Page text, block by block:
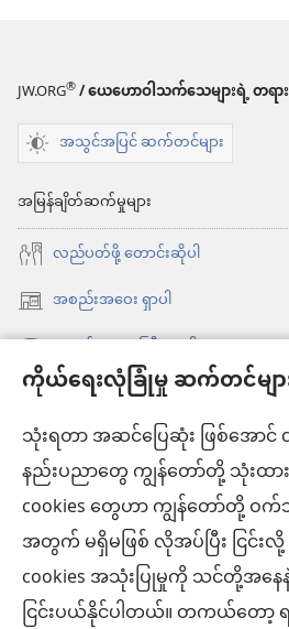
ကိုယ်ရေးလုံခြုံမှု ဆက်တင်မျာ
သုံးရတာ အဆင်ပြေဆုံး ဖြစ်အောင်
နည်းပညာတွေ ကျွန်တော်တို့ သုံးထ
cookies တွေဟာ ကျွန်တော်တို့
အတွက် မရှိမဖြစ် လိုအပ်ပြီး ငြင်း
cookies အသုံးပြုမှုကို သင်တို့အန
ငြင်းပယ်နိုင်ပါတယ်။ တကယ်တေ
JW.ORG®/ ယေဟောဝါသက်သေများရဲ့ တ
အသွင်အပြင် ဆက်တင်များ
အမြန်ချိတ်ဆက်မှုများ
လည်ပတ်ဖို့ တောင်းဆိုပါ
အစည်းအဝေး ရှာပါ
(window
အသစ်
ဖွ
နေ
တယ်)
အစည်းအဝေးကြီး ရှာပါ
(window
အသစ်
င့်
နေ
ပါ
တယ်)
အသစ် တင်ထားရာများ
ဗီဒီယိုများ
ရှာဖွေပါ
အလှူငွေ
(window
အသစ်
ဖွ
ကင်းမျှော်စင် အွန်လိုင်းစာကြည့်တိုက်™